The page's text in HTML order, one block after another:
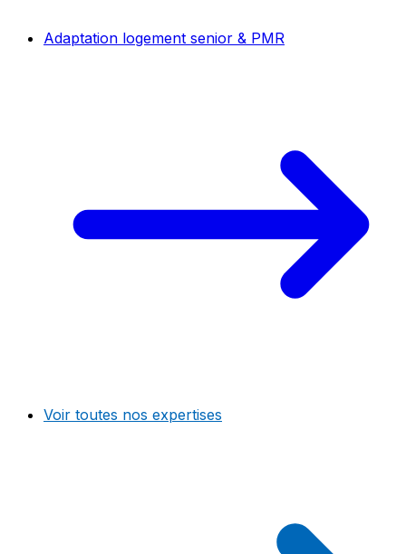
Adaptation logement senior & PMR
Voir toutes nos expertises